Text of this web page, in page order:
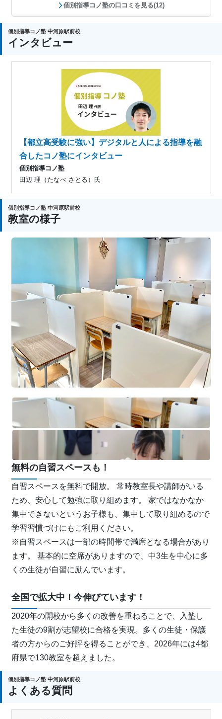
個別指導コノ塾の口コミを見る(12)
個別指導コノ塾 中河原駅前校
インタビュー
【都立高受験に強い】デジタルと人による指導を融
合したコノ塾にインタビュー
個別指導コノ塾
田辺 理（たなべ さとる）氏
個別指導コノ塾 中河原駅前校
教室の様子
無料の自習スペースも！
自習スペースを無料で開放。 常時教室長や講師がいる
ため、安心して勉強に取り組めます。 家ではなかなか
集中できないというお子様も、集中して取り組めるので
学習習慣づけにもご利用ください。
※自習スペースは一部の時間帯で満席となる場合があり
ます。 基本的に空席がありますので、中3生を中心に多
くの生徒が自習に励んでいます。
全国で拡大中！今伸びています！
2020年の開校から多くの改善を重ねることで、入塾し
た生徒の9割が志望校に合格を実現。多くの生徒・保護
者の方からのご好評を得ることができ、2026年には4都
府県で130教室を超えました。
個別指導コノ塾 中河原駅前校
よくある質問